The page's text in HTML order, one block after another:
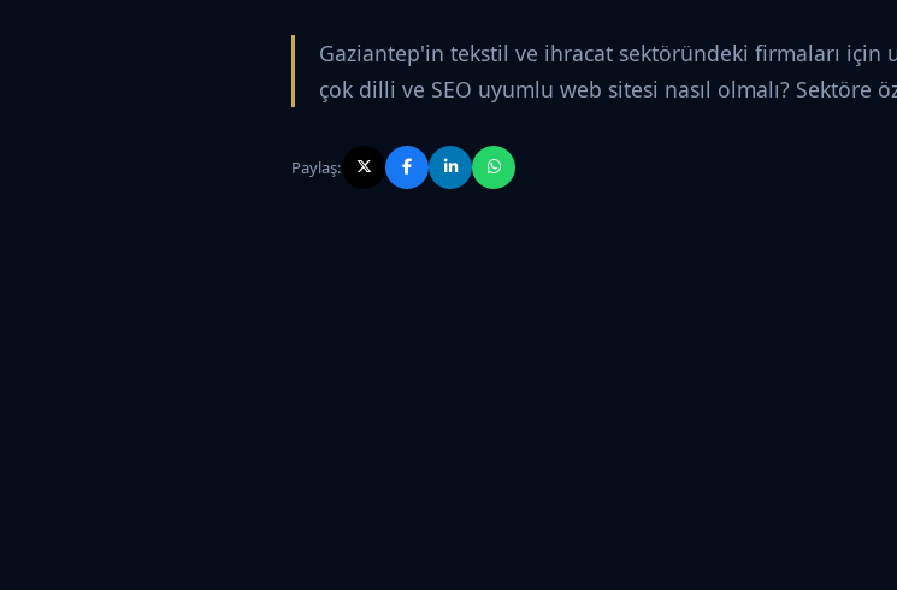
Gaziantep'in tekstil ve ihracat sektöründeki firmaları için
çok dilli ve SEO uyumlu web sitesi nasıl olmalı? Sektöre
Paylaş: